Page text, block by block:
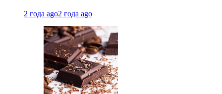
2 года ago2 года ago